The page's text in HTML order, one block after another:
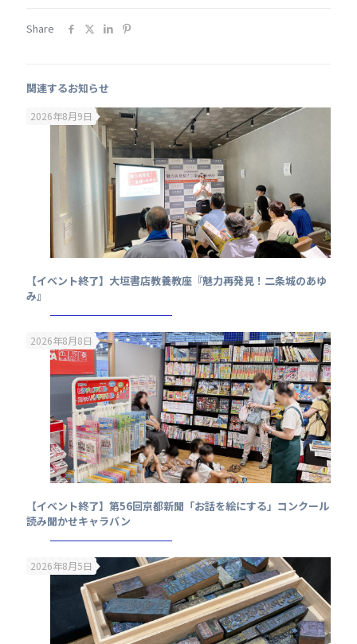
Share
関連するお知らせ
2026年8月9日
【イベント終了】大垣書店教養教座『魅力再発見！二条城のあゆ
み』
2026年8月8日
【イベント終了】第56回京都新聞「お話を絵にする」コンクール
読み聞かせキャラバン
2026年8月5日